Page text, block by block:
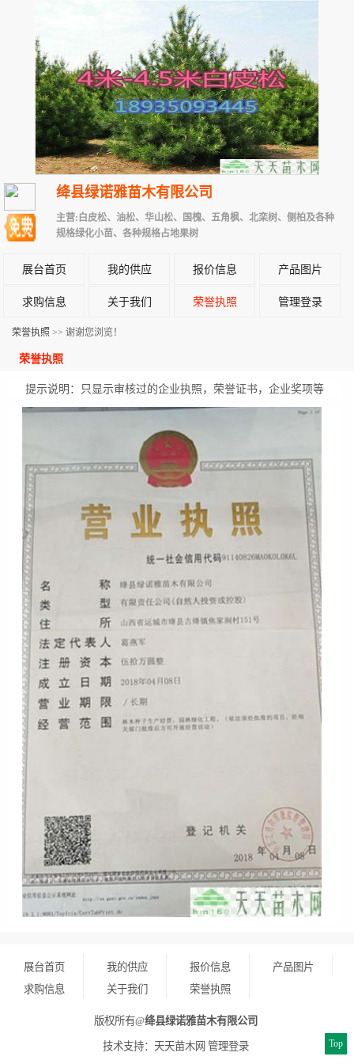
绛县绿诺雅苗木有限公司
主营:白皮松、油松、华山松、国槐、五角枫、北栾树、侧柏及各种
规格绿化小苗、各种规格占地果树
展台首页 我的供应 报价信息 产品图片
求购信息 关于我们 荣誉执照 管理登录
荣誉执照 >> 谢谢您浏览！
荣誉执照
提示说明：只显示审核过的企业执照，荣誉证书，企业奖项等
展台首页 我的供应 报价信息
产品图片
求购信息
关于我们 荣誉执照
版权所有@绛县绿诺雅苗木有限公司
技术支持： 天天苗木网 管理登录 Top